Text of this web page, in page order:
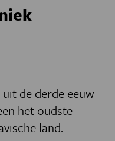
AGENDA
de derde eeuw
het oudste
land.